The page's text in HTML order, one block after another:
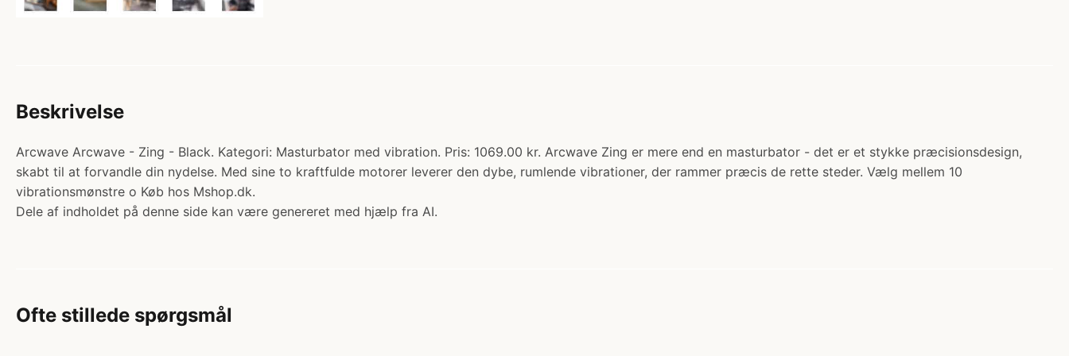
Beskrivelse
Arcwave Arcwave - Zing - Black. Kategori: Masturbator med vibration. Pris: 1069.00 kr. Arcwave Zing er mere end en masturbator - det er et stykke præcisionsdesign,
skabt til at forvandle din nydelse. Med sine to kraftfulde motorer leverer den dybe, rumlende vibrationer, der rammer præcis de rette steder. Vælg mellem 10
vibrationsmønstre o Køb hos Mshop.dk.
Dele af indholdet på denne side kan være genereret med hjælp fra AI.
Ofte stillede spørgsmål